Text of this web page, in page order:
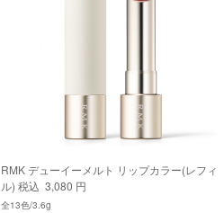
RMK デューイーメルト リップカラー(レフィ
ル) 税込 3,080 円
全13色/3.6g